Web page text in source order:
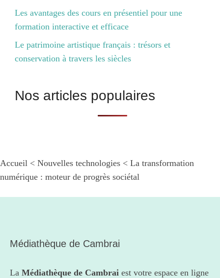
Les avantages des cours en présentiel pour une
formation interactive et efficace
Le patrimoine artistique français : trésors et
conservation à travers les siècles
Nos articles populaires
Accueil < Nouvelles technologies < La transformation
numérique : moteur de progrès sociétal
Médiathèque de Cambrai
La Médiathèque de Cambrai est votre espace en ligne